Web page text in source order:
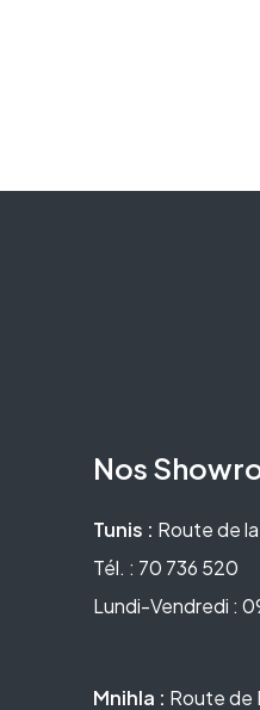
Nos
Tunis : Route de
Tél. : 70 736 520
Lundi-Vendredi :
Mnihla : Route de